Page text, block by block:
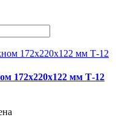
172х220х122 мм Т-12